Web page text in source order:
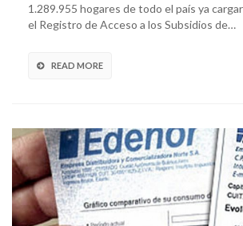
1.289.955 hogares de todo el país ya
el Registro de Acceso a los Subsidios de…
READ MORE